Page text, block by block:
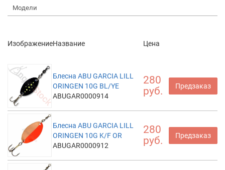
Модели
ИзображениеНазвание Цена
Блесна ABU GARCIA LILL
ORINGEN 10G BL/YE
ABUGAR0000914
280
руб.
Предзаказ
Блесна ABU GARCIA LILL
ORINGEN 10G K/F OR
ABUGAR0000912
280
руб.
Предзаказ